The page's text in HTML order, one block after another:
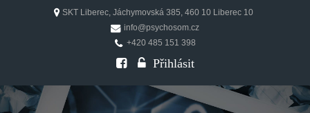
SKT Liberec, Jáchymovská 385, 460 10 Liberec 10
info@psychosom.cz
+420 485 151 398
Přihlásit